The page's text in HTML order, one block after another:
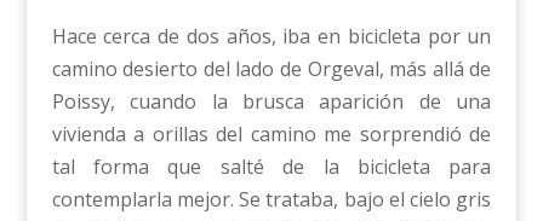
Hace cerca de dos años, iba en bicicleta por un
camino desierto del lado de Orgeval, más allá de
Poissy, cuando la brusca aparición de una
vivienda a orillas del camino me sorprendió de
tal forma que salté de la bicicleta para
contemplarla mejor. Se trataba, bajo el cielo gris